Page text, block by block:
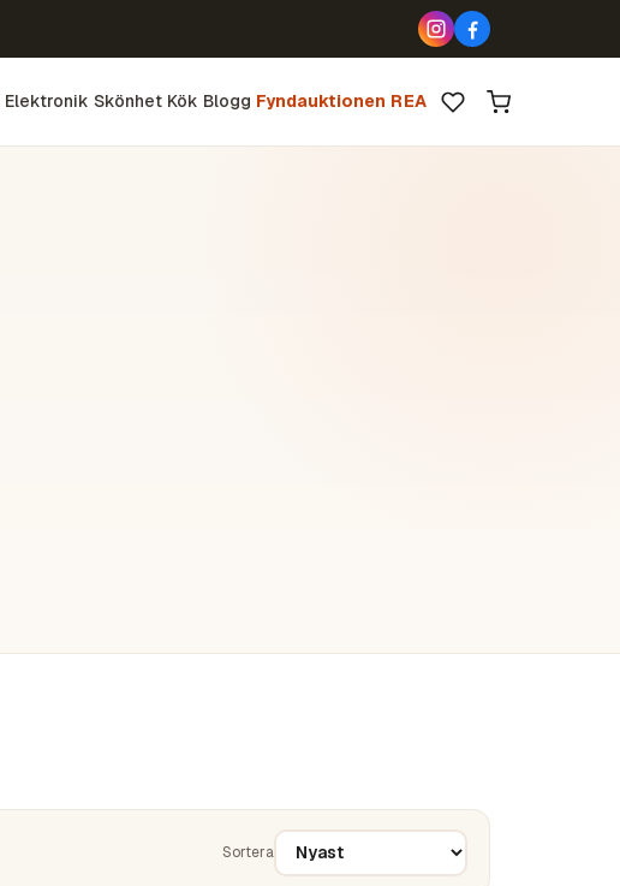
Elektronik Skönhet Kök Blogg Fyndauktionen REA
Sortera